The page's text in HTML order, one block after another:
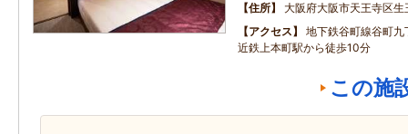
住所
大阪府大阪市天王寺区
アクセス
地下鉄谷町線谷町
近鉄上本町駅から徒歩10分
この施